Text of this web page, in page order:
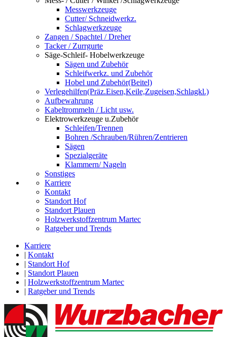
Messwerkzeuge
Cutter/ Schneidwerkz.
Schlagwerkzeuge
Zangen / Spachtel / Dreher
Tacker / Zurrgurte
Säge-Schleif- Hobelwerkzeuge
Sägen und Zubehör
Schleifwerkz. und Zubehör
Hobel und Zubehör(Beitel)
Verlegehilfen(Präz.Eisen,Keile,Zugeisen,Schlagkl.)
Aufbewahrung
Kabeltrommeln / Licht usw.
Elektrowerkzeuge u.Zubehör
Schleifen/Trennen
Bohren /Schrauben/Rühren/Zentrieren
Sägen
Spezialgeräte
Klammern/ Nageln
Sonstiges
Karriere
Kontakt
Standort Hof
Standort Plauen
Holzwerkstoffzentrum Martec
Ratgeber und Trends
Karriere
| Kontakt
| Standort Hof
| Standort Plauen
| Holzwerkstoffzentrum Martec
| Ratgeber und Trends